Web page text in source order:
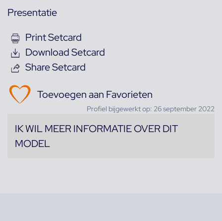
Presentatie
Print Setcard
Download Setcard
Share Setcard
Toevoegen aan Favorieten
Profiel bijgewerkt op: 26 september 2022
IK WIL MEER INFORMATIE OVER DIT
MODEL